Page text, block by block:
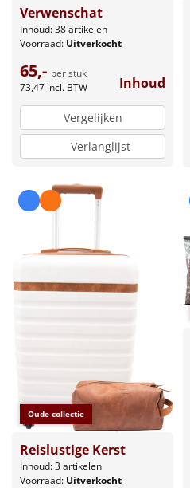
Verwenschat
Inhoud: 38 artikelen
Voorraad: Uitverkocht
65,- per stuk
73,47 incl. BTW Inhoud
Vergelijken
Verlanglijst
Oude collectie
Reislustige Kerst
Inhoud: 3 artikelen
Voorraad: Uitverkocht